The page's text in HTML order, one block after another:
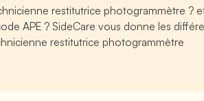
restitutrice photogrammètre ?
APE ? SideCare vous donne les
restitutrice photogrammètre